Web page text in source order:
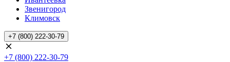
Звенигород
Климовск
+7 (800) 222-30-79
+7 (800) 222-30-79